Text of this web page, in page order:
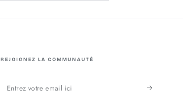
REJOIGNEZ LA COMMUNAUTÉ
Entrez